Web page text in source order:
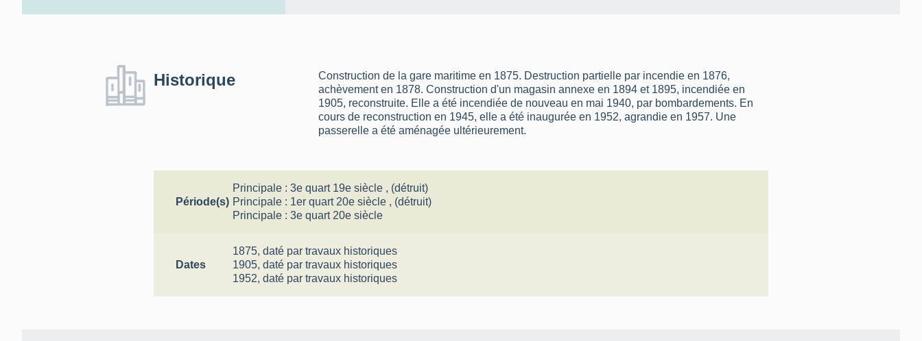
Historique
Construction de la gare maritime en 1875. Destruction partielle par incendie en 1876,
achèvement en 1878. Construction d'un magasin annexe en 1894 et 1895, incendiée en
1905, reconstruite. Elle a été incendiée de nouveau en mai 1940, par bombardements. En
cours de reconstruction en 1945, elle a été inaugurée en 1952, agrandie en 1957. Une
passerelle a été aménagée ultérieurement.
Période(s)
Principale :3e quart 19e siècle , (détruit)
Principale : 1er quart 20e siècle , (détruit)
Principale :3e quart 20e siècle
Dates
1875,daté par travaux historiques
1905,daté par travaux historiques
1952,daté par travaux historiques